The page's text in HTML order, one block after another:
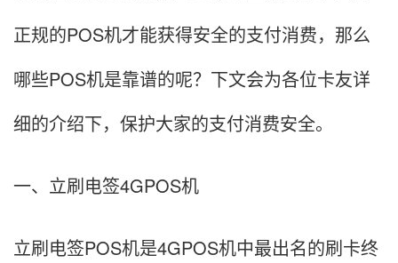
正规的POS机才能获得安全的支付消费，那么
哪些POS机是靠谱的呢？下文会为各位卡友详
细的介绍下，保护大家的支付消费安全。
一、立刷电签4GPOS机
立刷电签POS机是4GPOS机中最出名的刷卡终